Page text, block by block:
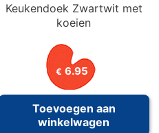
Keukendoek Zwartwit met
koeien
€ 6.95
Toevoegen aan
winkelwagen